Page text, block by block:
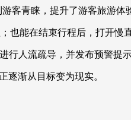
客青睐，提升了游客旅游体
能在结束行程后，打开慢
人流疏导，并发布预警提示
渐从目标变为现实。